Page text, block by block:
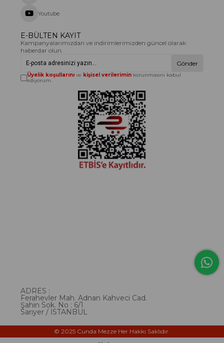
Youtube
E-BÜLTEN KAYIT
Kampanyalarımızdan ve indirimlerimizden güncel olarak
haberdar olun.
Gönder
Üyelik koşullarını ve kişisel verilerimin korunmasını kabul
ediyorum.
ADRES :
Ferahevler Mah. Adnan Kahveci Cad.
Şahin Sok. No : 6/1
Sarıyer / İSTANBUL
© 2025 Cunda Mezze Her Hakkı Saklıdır.